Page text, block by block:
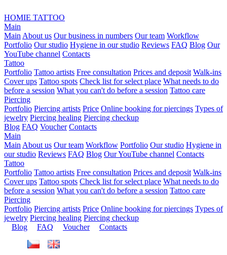
HOMIE TATTOO
Main
Main About us Our business in numbers Our team Workflow
Portfolio Our studio Hygiene in our studio Reviews FAQ Blog Our
YouTube channel Contacts
Tattoo
Portfolio Tattoo artists Free consultation Prices and deposit Walk-ins
Cover ups Tattoo spots Check list for select place What needs to do
before a session What you can't do before a session Tattoo care
Piercing
Portfolio Piercing artists Price Online booking for piercings Types of
jewelry Piercing healing Piercing checkup
Blog FAQ Voucher Contacts
Main
Main About us Our team Workflow Portfolio Our studio Hygiene in
our studio Reviews FAQ Blog Our YouTube channel Contacts
Tattoo
Portfolio Tattoo artists Free consultation Prices and deposit Walk-ins
Cover ups Tattoo spots Check list for select place What needs to do
before a session What you can't do before a session Tattoo care
Piercing
Portfolio Piercing artists Price Online booking for piercings Types of
jewelry Piercing healing Piercing checkup
Blog
FAQ Voucher Contacts